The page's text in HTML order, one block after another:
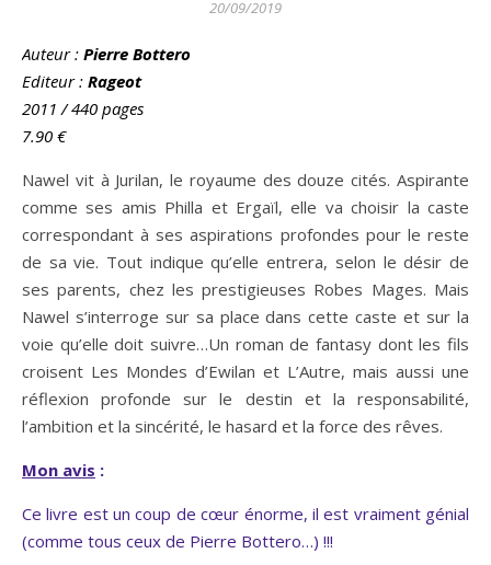
20/09/2019
Auteur: Pierre Bottero
Editeur : Rageot
2011 / 440 pages
7.90 €
Nawel vit à Jurilan, le royaume des douze cités. Aspirante
comme ses amis Philla et Ergaïl, elle va choisir la caste
correspondant à ses aspirations profondes pour le reste
de sa vie. Tout indique qu’elle entrera, selon le désir de
ses parents, chez les prestigieuses Robes Mages. Mais
Nawel s’interroge sur sa place dans cette caste et sur la
voie qu’elle doit suivre…Un roman de fantasy dont les fils
croisent Les Mondes d’Ewilan et L’Autre, mais aussi une
réflexion profonde sur le destin et la responsabilité,
l’ambition et la sincérité, le hasard et la force des rêves.
Mon avis :
Ce livre est un coup de cœur énorme, il est vraiment génial
(comme tous ceux de Pierre Bottero…) !!!